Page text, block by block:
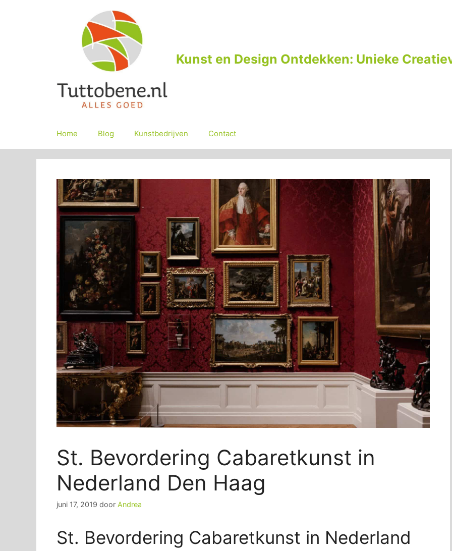
Kunst en Design Ontdekken: Unieke
Home Blog Kunstbedrijven Contact
St. Bevordering Cabaretkunst in
Nederland Den Haag
juni 17, 2019 door Andrea
St. Bevordering Cabaretkunst in Nederland